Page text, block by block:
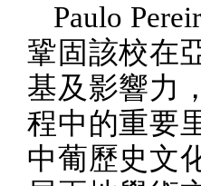
Paulo
鞏固該校在
基及影響力
程中的重要
中葡歷史文